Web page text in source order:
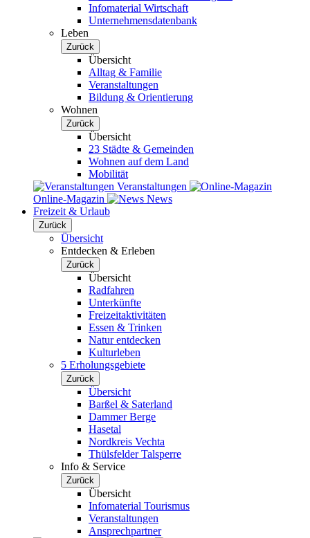
Infomaterial Wirtschaft
Unternehmensdatenbank
Leben
Zurück
Übersicht
Alltag & Familie
Veranstaltungen
Bildung & Orientierung
Wohnen
Zurück
Übersicht
23 Städte & Gemeinden
Wohnen auf dem Land
Mobilität
Veranstaltungen
Online-Magazin
News
Freizeit & Urlaub
Zurück
Übersicht
Entdecken & Erleben
Zurück
Übersicht
Radfahren
Unterkünfte
Freizeitaktivitäten
Essen & Trinken
Natur entdecken
Kulturleben
5 Erholungsgebiete
Zurück
Übersicht
Barßel & Saterland
Dammer Berge
Hasetal
Nordkreis Vechta
Thülsfelder Talsperre
Info & Service
Zurück
Übersicht
Infomaterial Tourismus
Veranstaltungen
Ansprechpartner